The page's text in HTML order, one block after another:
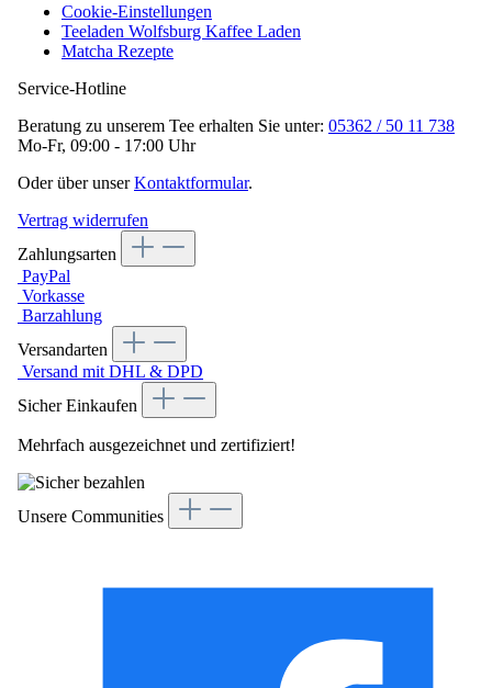
Cookie-Einstellungen
Teeladen Wolfsburg Kaffee Laden
Matcha Rezepte
Service-Hotline
Beratung zu unserem Tee erhalten Sie unter: 05362 / 50 11 738
Mo-Fr, 09:00 - 17:00 Uhr
Oder über unserKontaktformular.
Vertrag widerrufen
Zahlungsarten
PayPal
Vorkasse
Barzahlung
Versandarten
Versand mit DHL & DPD
Sicher Einkaufen
Mehrfach ausgezeichnet und zertifiziert!
Unsere Communities